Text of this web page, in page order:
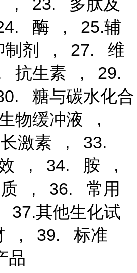
酶 , 25.辅
制剂 , 27. 维
抗生素 , 29.
糖与碳水化合
物缓冲液 ,
激素 , 33.
效 , 34. 胺 ,
质 , 36. 常用
其他生化试
, 39. 标准
品